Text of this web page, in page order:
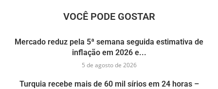
VOCÊ PODE GOSTAR
Mercado reduz pela 5ª semana seguida estimativa de
inflação em 2026 e...
5 de agosto de 2026
Turquia recebe mais de 60 mil sírios em 24 horas –